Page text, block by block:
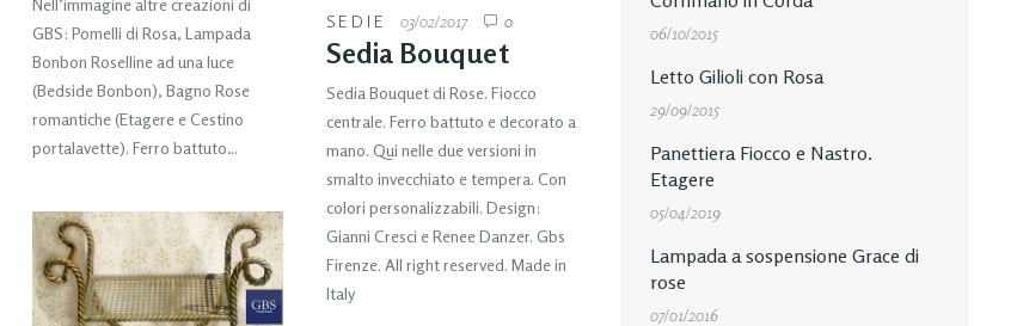
GBS: Pomelli di Rosa, Lampada
Bonbon Roselline ad una luce
(Bedside Bonbon), Bagno Rose
romantiche (Etagere e Cestino
portalavette). Ferro battuto…
SEDIE 03/02/2017 0
Sedia Bouquet
Sedia Bouquet di Rose. Fiocco
centrale. Ferro battuto e decorato a
mano. Qui nelle due versioni in
smalto invecchiato e tempera. Con
colori personalizzabili. Design:
Gianni Cresci e Renee Danzer. Gbs
Firenze. All right reserved. Made in
Italy
06/10/2015
Letto Gilioli con Rosa
29/09/2015
Panettiera Fiocco e Nastro.
Etagere
05/04/2019
Lampada a sospensione Grace di
rose
07/01/2016